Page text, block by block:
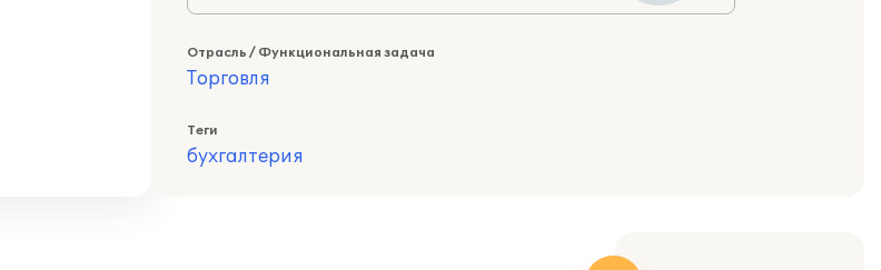
Отрасль / Функциональная задача
Торговля
Теги
бухгалтерия